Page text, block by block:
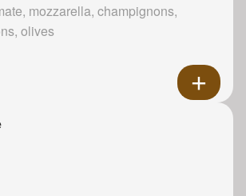
mozzarella, champignons,
olives